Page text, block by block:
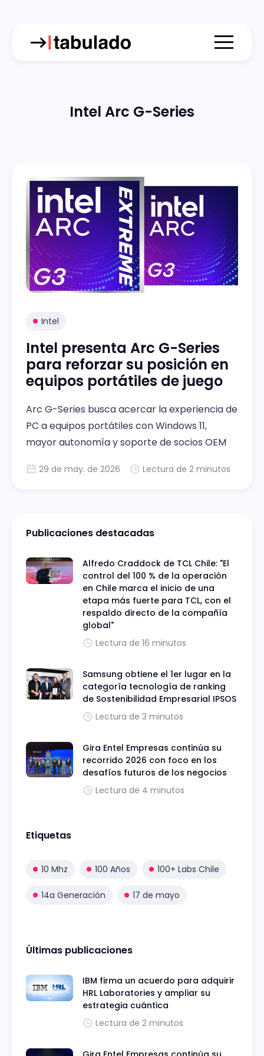
Menu
Intel Arc G-Series
Intel
Intel presenta Arc G-Series
para reforzar su posición en
equipos portátiles de juego
Arc G-Series busca acercar la experiencia de
PC a equipos portátiles con Windows 11,
mayor autonomía y soporte de socios OEM
29 de may. de 2026 Lectura de 2 minutos
Publicaciones destacadas
Alfredo Craddock de TCL Chile: "El
control del 100 % de la operación
en Chile marca el inicio de una
etapa más fuerte para TCL, con el
respaldo directo de la compañía
global"
Lectura de 16 minutos
Samsung obtiene el 1er lugar en la
categoría tecnología de ranking
de Sostenibilidad Empresarial IPSOS
Lectura de 3 minutos
Gira Entel Empresas continúa su
recorrido 2026 con foco en los
desafíos futuros de los negocios
Lectura de 4 minutos
Etiquetas
10 Mhz 100 Años 100+ Labs Chile
14a Generación 17 de mayo
Últimas publicaciones
IBM firma un acuerdo para adquirir
HRL Laboratories y ampliar su
estrategia cuántica
Lectura de 2 minutos